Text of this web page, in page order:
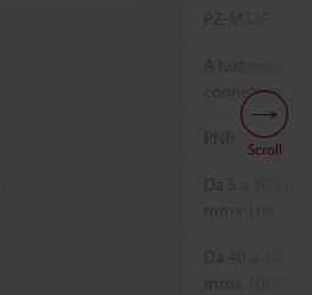
PZ-M33P
A tasteggio
connettore
PNP
Da 5 a 300
mmx 100
Da 40 a 300
mmx 100
Scroll